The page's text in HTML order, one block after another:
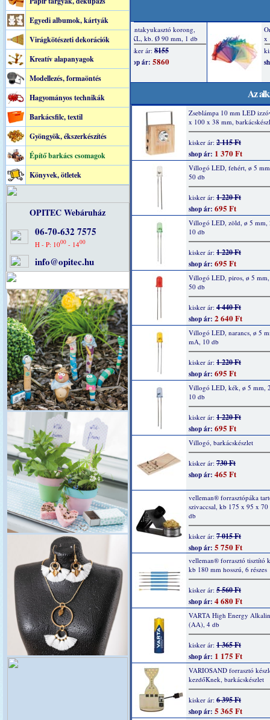
Egyedi albumok, kártyák
Virágkötészeti dekorációk
Kreatív alapanyagok
Modellezés, formaöntés
Hagyományos technikák
Barkácsfilc, textil
Gyöngyök, ékszerkészítés
Építő barkács csomagok
Könyvek, ötletek
OPITEC Webáruház
06-70-632 7575
H - P: 1000- 1400
info@opitec.hu
Az
Zseblámpa 10 mm LED
x 100 x 38 mm,
kisker ár: 2 115 Ft
shop ár: 1 370 Ft
Villogó LED, fehért, ø 5
50 db
kisker ár: 1 220 Ft
shop ár: 695 Ft
Villogó LED, zöld, ø 5 mm,
10 db
kisker ár: 1 220 Ft
shop ár: 695 Ft
Villogó LED, piros, ø 5
50 db
kisker ár: 4 440 Ft
shop ár: 2 640 Ft
Villogó LED, narancs, ø 5
mA, 10 db
kisker ár: 1 220 Ft
shop ár: 695 Ft
Villogó LED, kék, ø 5 mm,
10 db
kisker ár: 1 220 Ft
shop ár: 695 Ft
Villogó, barkácskészlet
kisker ár: 730 Ft
shop ár: 465 Ft
velleman® forrasztópáka
szivaccsal, kb 175 x 95 x
db
kisker ár: 7 015 Ft
shop ár: 5 750 Ft
velleman® forrasztó tisztító
kb 180 mm hosszú, 6 részes
kisker ár: 5 560 Ft
shop ár: 4 680 Ft
VARTA High Energy
(AA), 4 db
kisker ár: 1 365 Ft
shop ár: 1 175 Ft
VARIOSAND forrasztó
kezdőKnek, barkácskészlet
kisker ár: 6 395 Ft
shop ár: 5 365 Ft